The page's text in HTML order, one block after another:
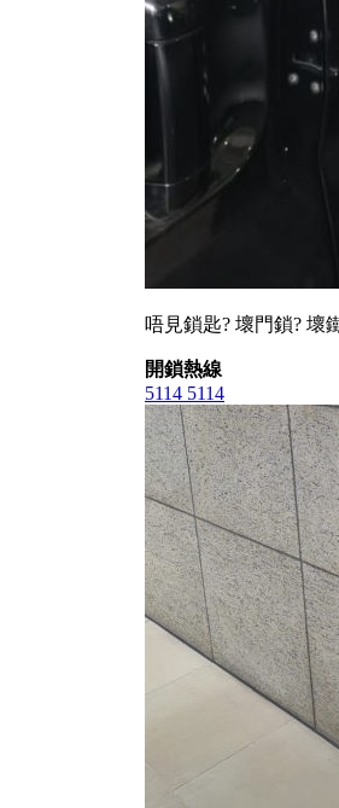
唔見鎖匙? 壞門鎖? 壞
開鎖熱線
5114 5114